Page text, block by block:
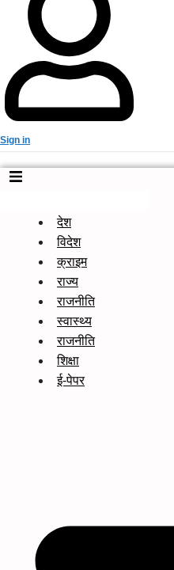
Sign in
देश
विदेश
क्राइम
राज्य
राजनीति
स्वास्थ्य
राजनीति
शिक्षा
ई-पेपर